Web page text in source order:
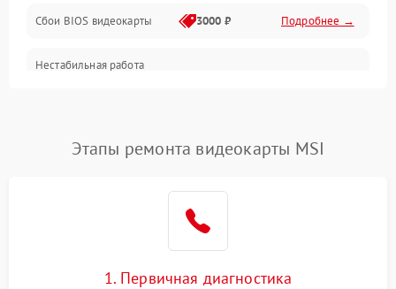
ПО
Электронные компоненты
Общие поломки
Сбои BIOS видеокарты 3000 ₽ Подробнее →
Нестабильная работа
Этапы ремонта видеокарты MSI
1. Первичная диагностика